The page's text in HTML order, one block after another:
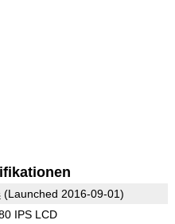
(Launched 2016-09-01)
IPS LCD